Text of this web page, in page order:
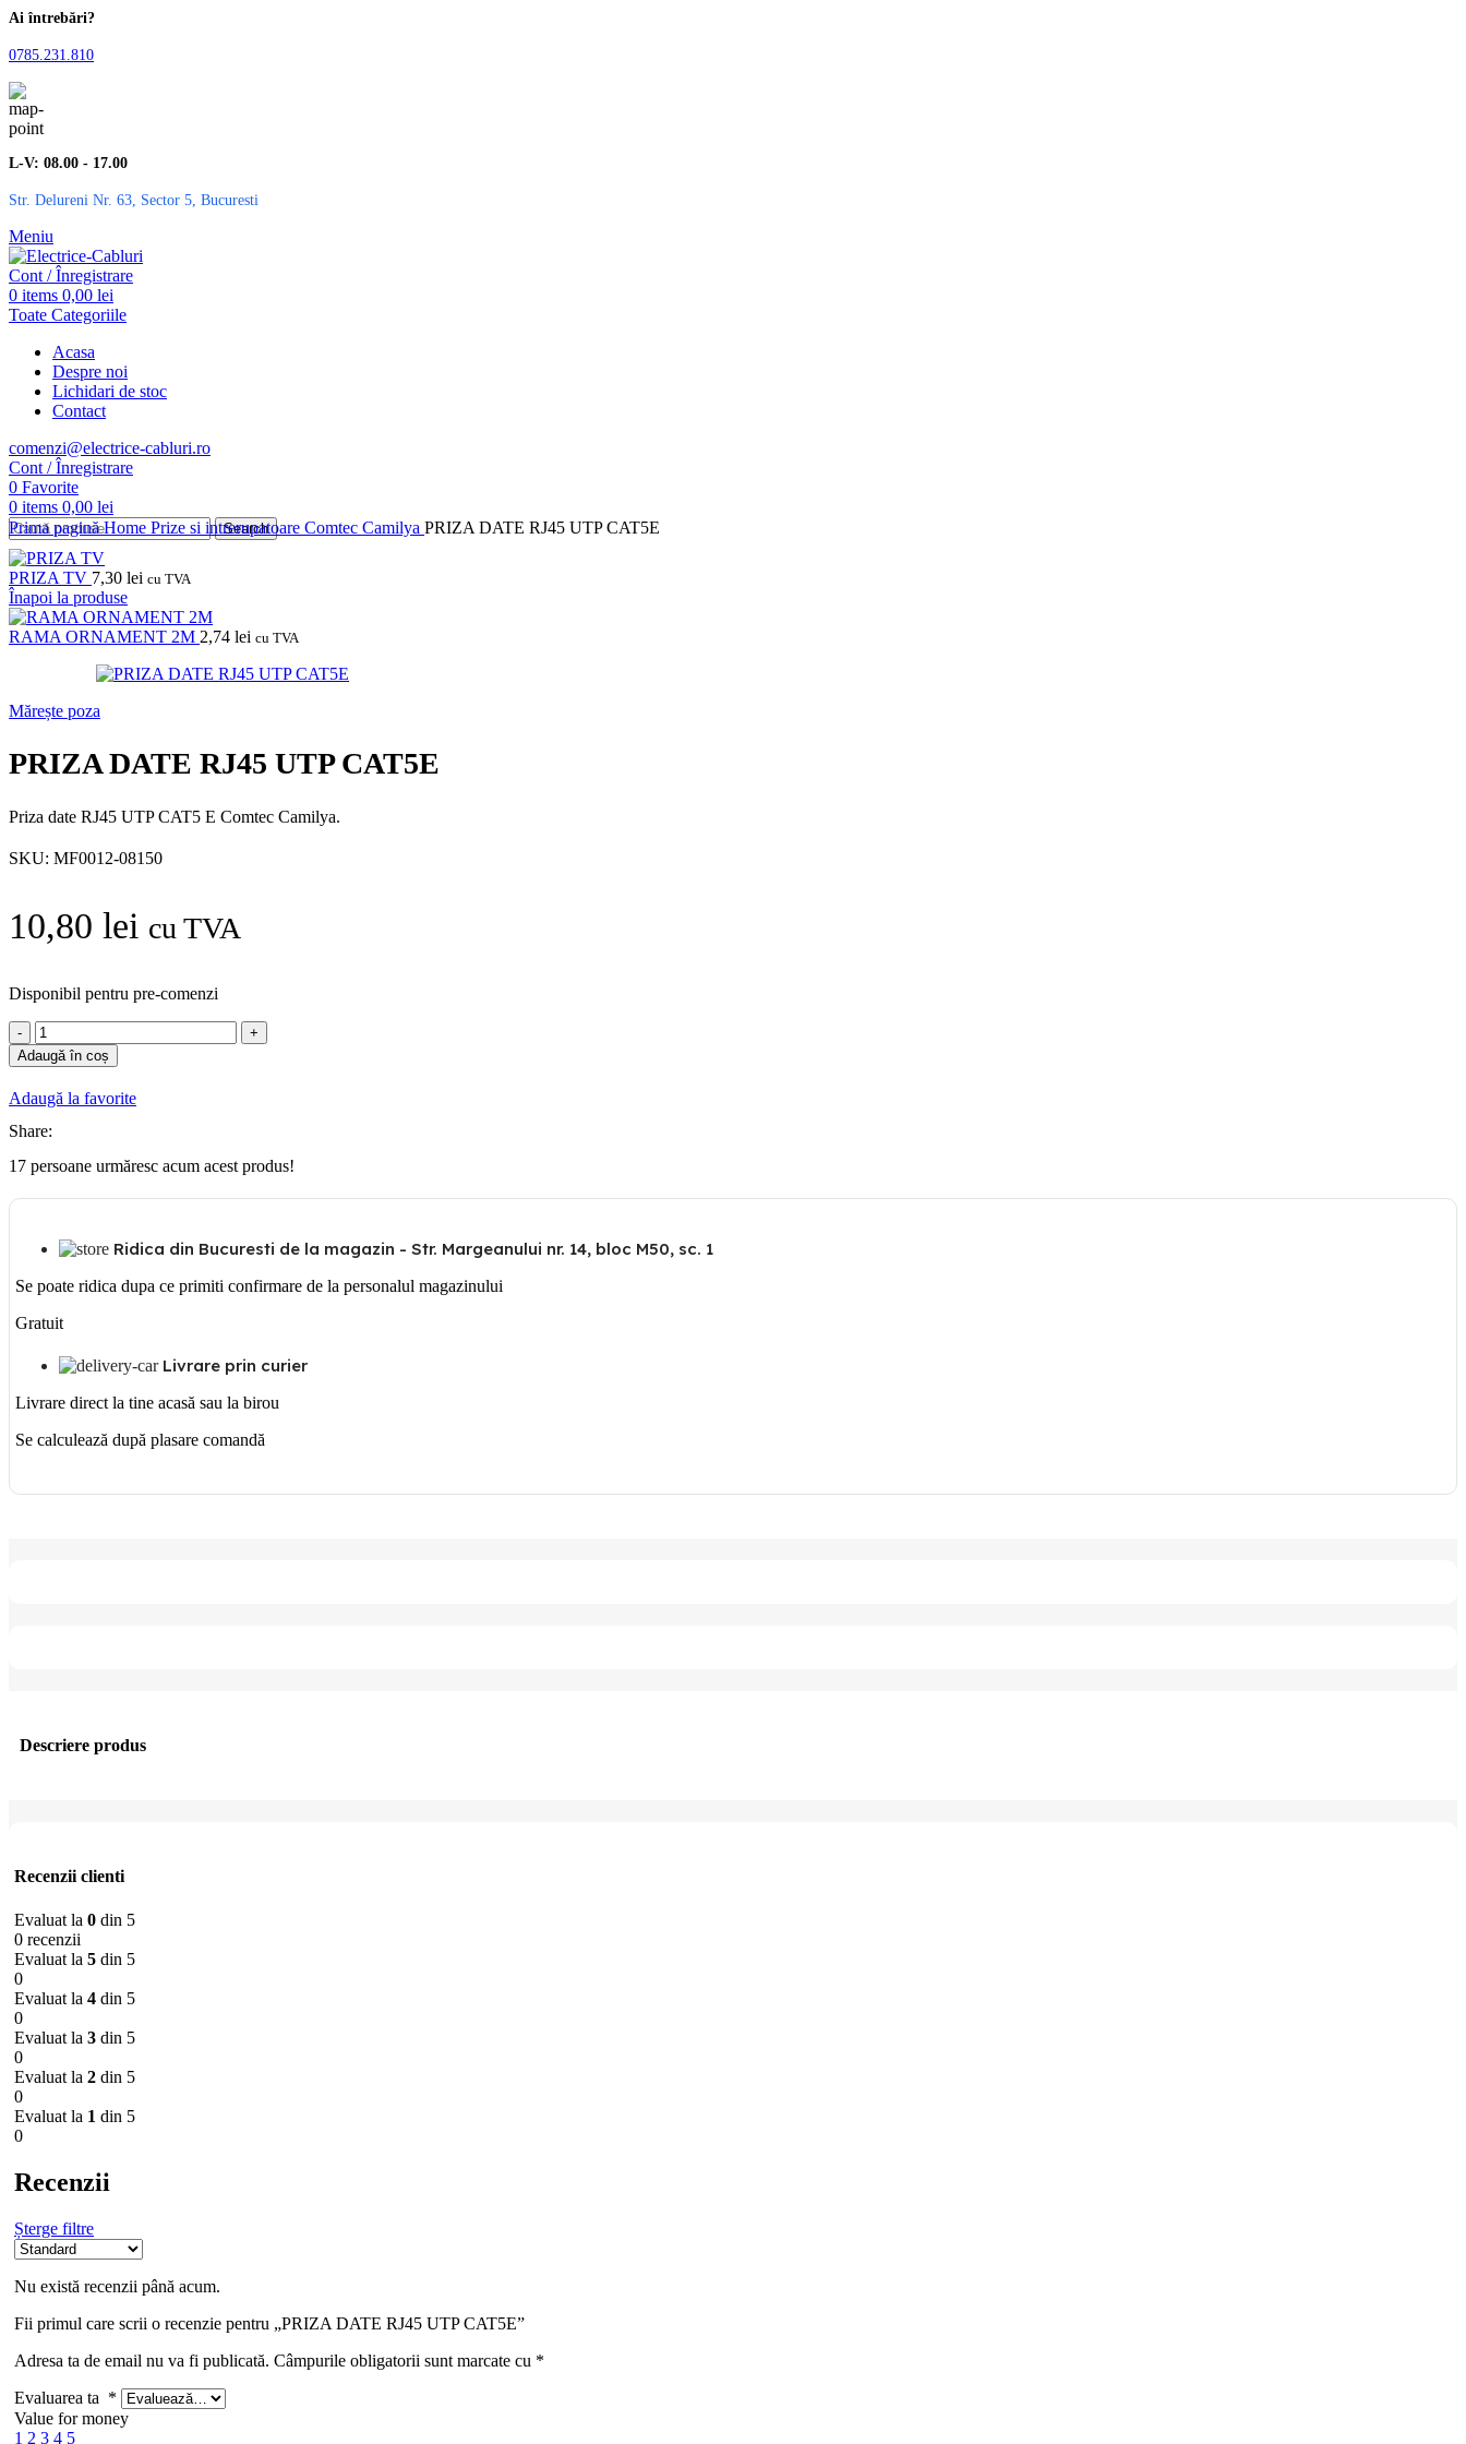
Ai întrebări?
0785.231.810
L-V: 08.00 - 17.00
Str. Delureni Nr. 63, Sector 5, Bucuresti
Meniu
Cont / Înregistrare
0 items 0,00 lei
Toate Categoriile
Acasa
Despre noi
Lichidari de stoc
Contact
comenzi@electrice-cabluri.ro
Cont / Înregistrare
0 Favorite
0 items 0,00 lei
Search
Prima paginăHome Prize si intrerupatoare Comtec Camilya PRIZA DATE RJ45 UTP CAT5E
PRIZA TV 7,30 lei cu TVA
Înapoi la produse
RAMA ORNAMENT 2M 2,74 lei cu TVA
Mărește poza
PRIZA DATE RJ45 UTP CAT5E
Priza date RJ45 UTP CAT5 E Comtec Camilya.
SKU: MF0012-08150
10,80 lei cu TVA
Disponibil pentru pre-comenzi
Cantitate
PRIZA
DATE
RJ45
UTP
CAT5E
Adaugă în coș
Adaugă la favorite
Share:
17 persoane urmăresc acum acest produs!
Ridica din Bucuresti de la magazin - Str. Margeanului nr. 14, bloc M50, sc. 1
Se poate ridica dupa ce primiti confirmare de la personalul magazinului
Gratuit
Livrare prin curier
Livrare direct la tine acasă sau la birou
Se calculează după plasare comandă
Descriere produs
Recenzii clienti
Evaluat la 0 din 5
0 recenzii
Evaluat la 5 din 5
0
Evaluat la 4 din 5
0
Evaluat la 3 din 5
0
Evaluat la 2 din 5
0
Evaluat la 1 din 5
0
Recenzii
Șterge filtre
Nu există recenzii până acum.
Fii primul care scrii o recenzie pentru „PRIZA DATE RJ45 UTP CAT5E”
Adresa ta de email nu va fi publicată. Câmpurile obligatorii sunt marcate cu *
Evaluarea ta *
Value for money
1 2 3 4 5